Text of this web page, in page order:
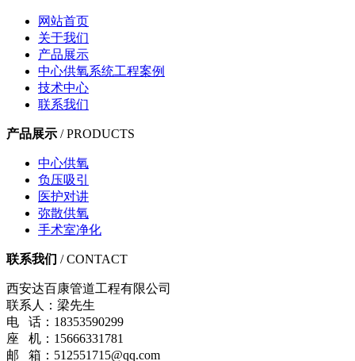
网站首页
关于我们
产品展示
中心供氧系统工程案例
技术中心
联系我们
产品展示 / PRODUCTS
中心供氧
负压吸引
医护对讲
弥散供氧
手术室净化
联系我们 / CONTACT
西安达百康管道工程有限公司
联系人：梁先生
电 话：18353590299
座 机：15666331781
邮 箱：512551715@qq.com